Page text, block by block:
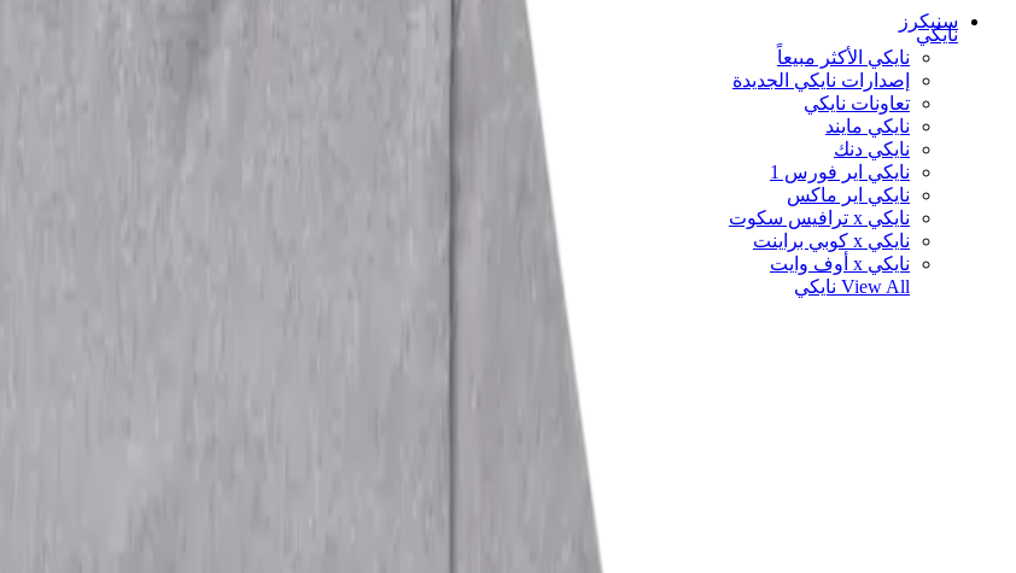
سنيكرز
نايكي
نايكي الأكثر مبيعاً
إصدارات نايكي الجديدة
تعاونات نايكي
نايكي مايند
نايكي دنك
نايكي اير فورس 1
نايكي اير ماكس
نايكي x ترافيس سكوت
نايكي x كوبي براينت
نايكي x أوف وايت
View All نايكي